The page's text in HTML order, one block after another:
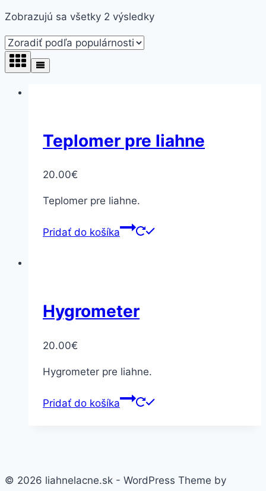
Zobrazujú sa všetky 2 výsledky
Teplomer pre liahne
20.00€
Teplomer pre liahne.
Pridať do košíka
Hygrometer
20.00€
Hygrometer pre liahne.
Pridať do košíka
© 2026 liahnelacne.sk - WordPress Theme by